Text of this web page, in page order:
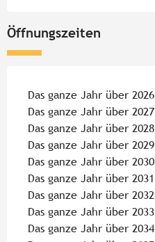
Öffnungszeiten
Das ganze Jahr über 2026
Das ganze Jahr über 2027
Das ganze Jahr über 2028
Das ganze Jahr über 2029
Das ganze Jahr über 2030
Das ganze Jahr über 2031
Das ganze Jahr über 2032
Das ganze Jahr über 2033
Das ganze Jahr über 2034